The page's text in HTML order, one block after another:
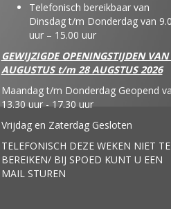
Telefonisch bereikbaar van
Dinsdag t/m Donderdag van
uur – 15.00 uur
GEWIJZIGDE OPENINGSTIJDEN VAN
AUGUSTUS t/m 28 AUGSTUS 2026
Maandag t/m Donderdag Geopend
13.30 uur - 17.30 uur
Vrijdag en Zaterdag Gesloten
TELEFONISCH DEZE WEKEN NIET TE
BEREIKEN/ BIJ SPOED KUNT U EEN
MAIL STUREN